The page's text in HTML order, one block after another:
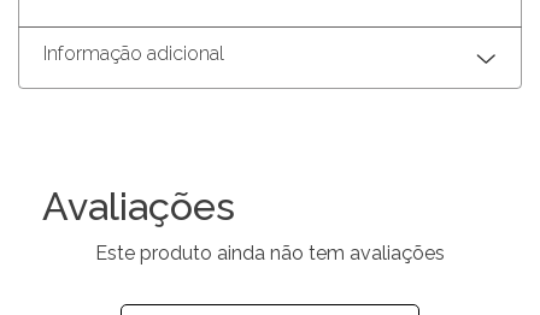
Informação adicional
Avaliações
Este produto ainda não tem avaliações